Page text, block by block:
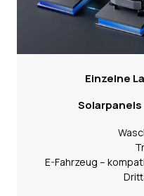
Einzelne
Solarpanels
E-Fahrzeug –